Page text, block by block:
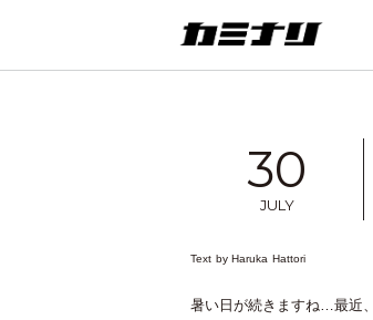
報センター様
30
JULY
Text by Haruka Hattori
暑い日が続きますね…最近